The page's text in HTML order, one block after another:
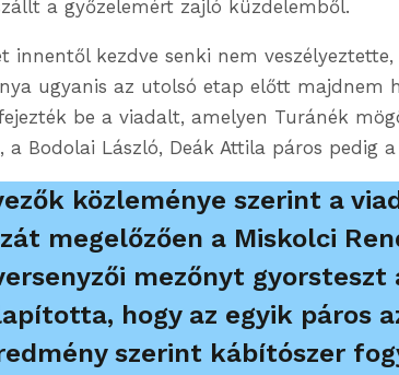
a győzelemért zajló küzdelemből.
innentől kezdve senki nem
ugyanis az utolsó etap előtt majdnem
be a viadalt, amelyen Turánék
a Bodolai László, Deák Attila páros pedig
közleménye szerint a
megelőzően a Miskolci
mezőnyt gyorsteszt
hogy az egyik páros
szerint kábítószer